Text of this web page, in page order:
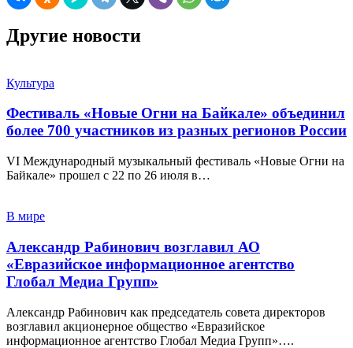
Другие новости
Культура
Фестиваль «Новые Огни на Байкале» объединил
более 700 участников из разных регионов России
VI Международный музыкальный фестиваль «Новые Огни на
Байкале» прошел с 22 по 26 июля в…
В мире
Александр Рабинович возглавил АО
«Евразийское информационное агентство
Глобал Медиа Групп»
Александр Рабинович как председатель совета директоров
возглавил акционерное общество «Евразийское
информационное агентство Глобал Медиа Групп»….